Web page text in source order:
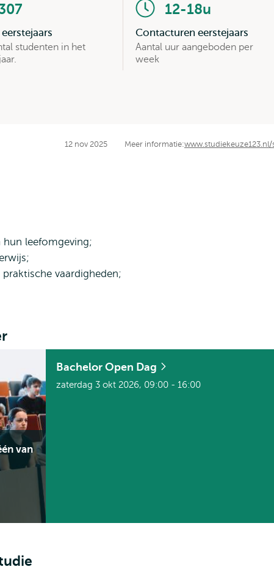
studenten in het
12-18u
Contacturen eerstejaars
Aantal uur aangeboden per
week
12 nov 2025 Meer informatie:www.studiekeuze123.nl/
leefomgeving;
vaardigheden;
van
Bachelor Open Dag
zaterdag 3 okt 2026, 09:00 - 16:00